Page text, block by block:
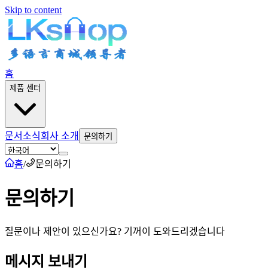
Skip to content
홈
제품 센터
문서 소식회사 소개 문의하기
홈/ 문의하기
문의하기
질문이나 제안이 있으신가요? 기꺼이 도와드리겠습니다
메시지 보내기